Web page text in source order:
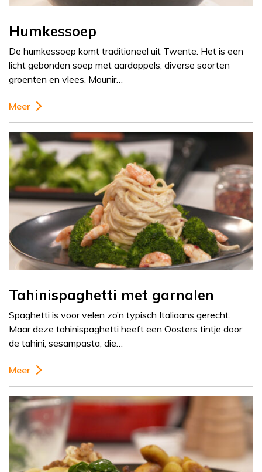
Humkessoep
De humkessoep komt traditioneel uit Twente. Het is een
licht gebonden soep met aardappels, diverse soorten
groenten en vlees. Mounir…
Meer
Tahinispaghetti met garnalen
Spaghetti is voor velen zo’n typisch Italiaans gerecht.
Maar deze tahinispaghetti heeft een Oosters tintje door
de tahini, sesampasta, die…
Meer